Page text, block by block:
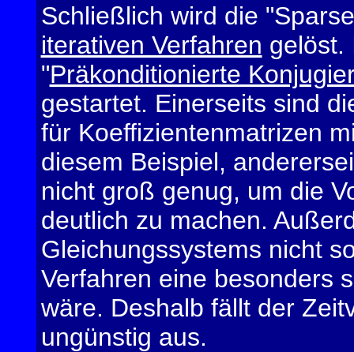
Schließlich wird die
iterativen Verfahren gelöst.
"Präkonditionierte
gestartet. Einerseits sind
für Koeffizientenmatrizen
diesem Beispiel,
nicht groß genug, um die
deutlich zu machen.
Gleichungssystems nicht
Verfahren eine besonders
wäre. Deshalb fällt der
ungünstig aus.